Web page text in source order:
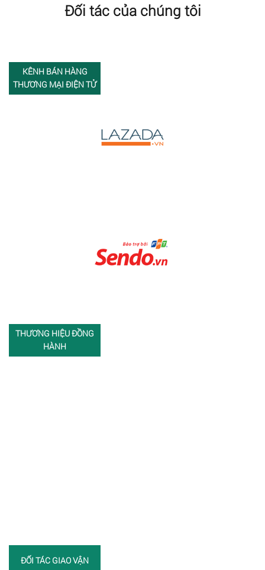
Đối tác của chúng tôi
KÊNH BÁN HÀNG
THƯƠNG MẠI ĐIỆN TỬ
THƯƠNG HIỆU ĐỒNG
HÀNH
ĐỐI TÁC GIAO VẬN